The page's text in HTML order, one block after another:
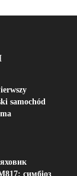
samochód
симбіоз